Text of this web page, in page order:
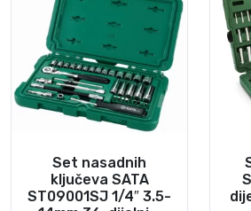
e
n
a
b
i
j
e
:
i
j
e
n
Set nasadnih
ključeva SATA
ST09001SJ 1/4″ 3.5-